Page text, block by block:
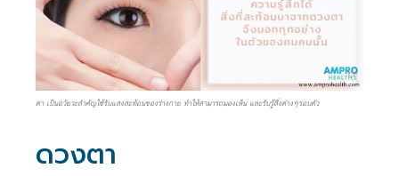
ตา เป็นอวัยวะสำคัญใช้รับแสงสะท้อนของร่างกาย ทำให้สามารถมองเห็น และรับรู้สิ่งต่างๆรอบตัว
ดวงตา